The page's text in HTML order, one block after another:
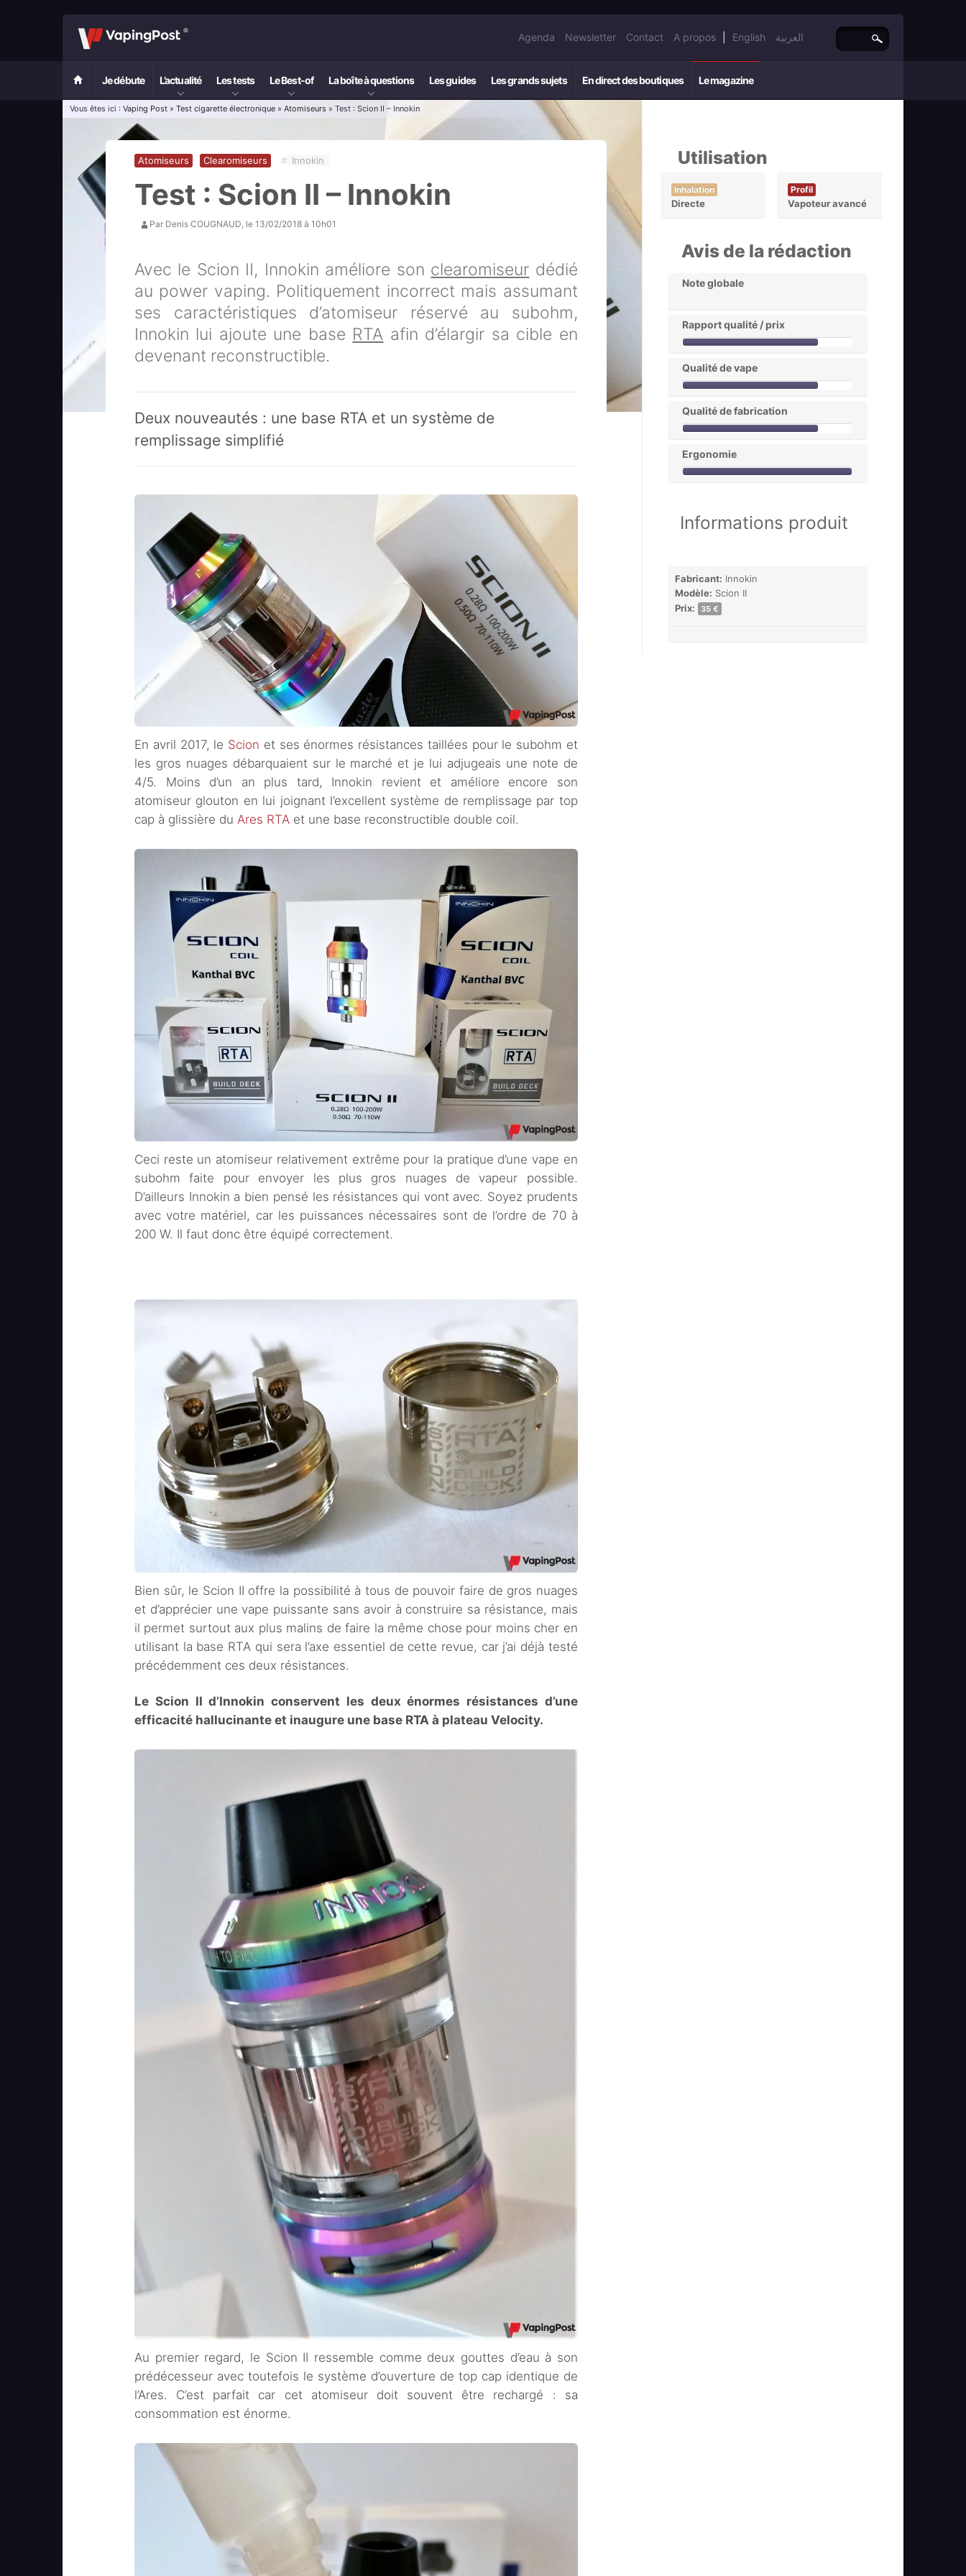
Agenda Newsletter Contact A propos English العربية
Je débute L’actualité Les tests Le Best-of La boîte à questions Les guides Les grands sujets En direct des boutiques Le magazine
Vous êtes ici : Vaping Post » Test cigarette électronique » Atomiseurs » Test : Scion II – Innokin
Test : Scion II – Innokin
Atomiseurs Clearomiseurs # Innokin
Par Denis COUGNAUD, le 13/02/2018 à 10h01
Avec le Scion II, Innokin améliore son clearomiseur dédié
au power vaping. Politiquement incorrect mais assumant
ses caractéristiques d’atomiseur réservé au subohm,
Innokin lui ajoute une base RTA afin d’élargir sa cible en
devenant reconstructible.
Deux nouveautés : une base RTA et un système de
remplissage simplifié
En avril 2017, le Scion et ses énormes résistances taillées pour le subohm et
les gros nuages débarquaient sur le marché et je lui adjugeais une note de
4/5. Moins d’un an plus tard, Innokin revient et améliore encore son
atomiseur glouton en lui joignant l’excellent système de remplissage par top
cap à glissière du Ares RTA et une base reconstructible double coil.
Ceci reste un atomiseur relativement extrême pour la pratique d’une vape en
subohm faite pour envoyer les plus gros nuages de vapeur possible.
D’ailleurs Innokin a bien pensé les résistances qui vont avec. Soyez prudents
avec votre matériel, car les puissances nécessaires sont de l’ordre de 70 à
200 W. Il faut donc être équipé correctement.
Bien sûr, le Scion II offre la possibilité à tous de pouvoir faire de gros nuages
et d’apprécier une vape puissante sans avoir à construire sa résistance, mais
il permet surtout aux plus malins de faire la même chose pour moins cher en
utilisant la base RTA qui sera l’axe essentiel de cette revue, car j’ai déjà testé
précédemment ces deux résistances.
Le Scion II d’Innokin conservent les deux énormes résistances d’une
efficacité hallucinante et inaugure une base RTA à plateau Velocity.
Au premier regard, le Scion II ressemble comme deux gouttes d’eau à son
prédécesseur avec toutefois le système d’ouverture de top cap identique de
l’Ares. C’est parfait car cet atomiseur doit souvent être rechargé : sa
consommation est énorme.
Utilisation
Inhalation
Directe
Profil
Vapoteur avancé
Avis de la rédaction
Note globale
Rapport qualité / prix
Qualité de vape
Qualité de fabrication
Ergonomie
Informations produit
Fabricant: Innokin
Modèle: Scion II
Prix:
35 €